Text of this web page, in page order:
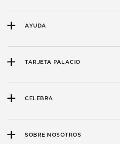
AYUDA
TARJETA PALACIO
CELEBRA
SOBRE NOSOTROS